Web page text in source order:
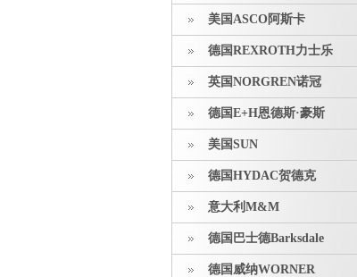
美国ASCO阿斯卡
德国REXROTH力士乐
英国NORGREN诺冠
德国E+H恩德斯·豪斯
美国SUN
德国HYDAC贺德克
意大利M&M
德国巴士德Barksdale
德国威纳WORNER